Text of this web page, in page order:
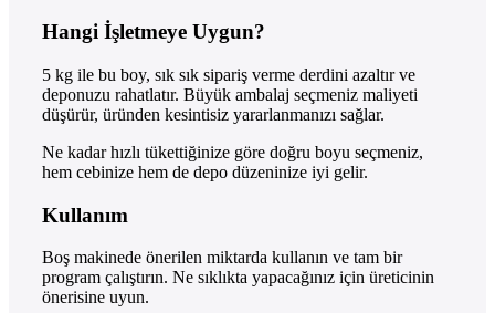
Hangi İşletmeye Uygun?
5 kg ile bu boy, sık sık sipariş verme derdini azaltır ve
deponuzu rahatlatır. Büyük ambalaj seçmeniz maliyeti
düşürür, üründen kesintisiz yararlanmanızı sağlar.
Ne kadar hızlı tükettiğinize göre doğru boyu seçmeniz,
hem cebinize hem de depo düzeninize iyi gelir.
Kullanım
Boş makinede önerilen miktarda kullanın ve tam bir
program çalıştırın. Ne sıklıkta yapacağınız için üreticinin
önerisine uyun.